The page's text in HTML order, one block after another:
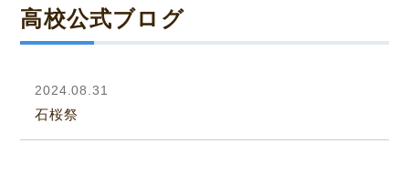
高校公式ブログ
2024.08.31
石桜祭